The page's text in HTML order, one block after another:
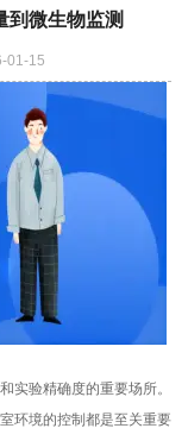
到微生物监测
01-15
实验精确度的重要场所。
环境的控制都是至关重要